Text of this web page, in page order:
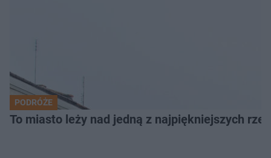
PODRÓŻE
To miasto leży nad jedną z najpiękniejszych